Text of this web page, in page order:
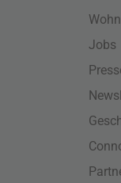
Jobs